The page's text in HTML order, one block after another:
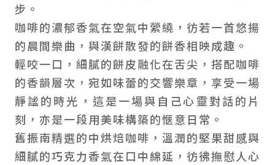
步。
咖啡的濃郁香氣在空氣中縈繞，彷若一首悠揚
的晨間樂曲，與漢餅散發的餅香相映成趣。
輕咬一口，細膩的餅皮融化在舌尖，搭配咖啡
的香韻層次，宛如味蕾的交響樂章，享受一場
靜謐的時光，這是一場與自己心靈對話的片
刻，亦是一段用美味構築的愜意日常。
舊振南精選的中烘焙咖啡，溫潤的堅果甜感與
細膩的巧克力香氣在口中綿延，彷彿撫慰人心